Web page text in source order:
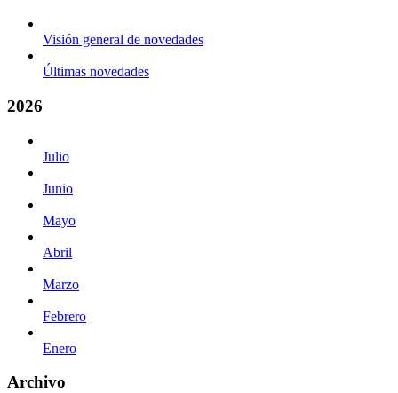
Visión general de novedades
Últimas novedades
2026
Julio
Junio
Mayo
Abril
Marzo
Febrero
Enero
Archivo